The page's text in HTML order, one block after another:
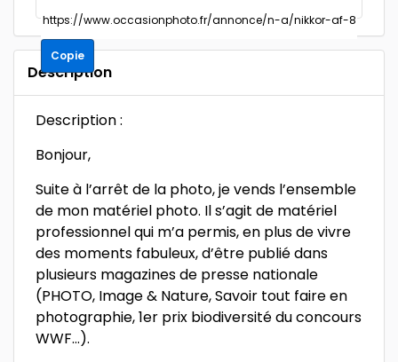
Copie
Description
Description :
Bonjour,
Suite à l’arrêt de la photo, je vends l’ensemble
de mon matériel photo. Il s’agit de matériel
professionnel qui m’a permis, en plus de vivre
des moments fabuleux, d’être publié dans
plusieurs magazines de presse nationale
(PHOTO, Image & Nature, Savoir tout faire en
photographie, 1er prix biodiversité du concours
WWF…).